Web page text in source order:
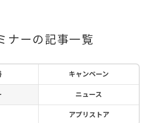
ナーの記事一覧
キャンペーン
ニュース
アプリストア